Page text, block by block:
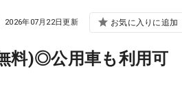
料)◎公用車も利用可
2026年07月22日更新 お気に入りに追加